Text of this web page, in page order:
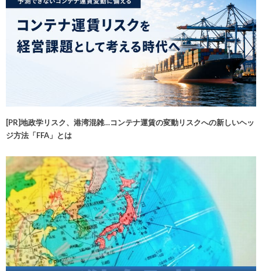
[PR]地政学リスク、港湾混雑…コンテナ運賃の変動リスクへの新しいヘッ
ジ方法「FFA」とは